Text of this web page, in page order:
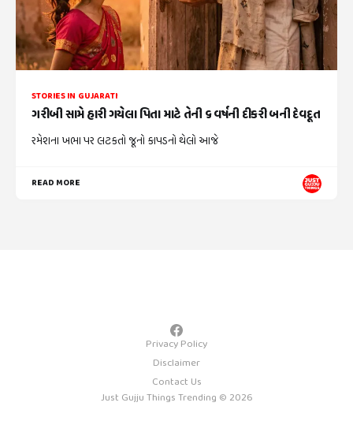
STORIES IN GUJARATI
ગરીબી સામે હારી ગયેલા પિતા માટે તેની ૬ વર્ષની દીકરી બની દેવદૂત
રમેશના ખભા પર લટકતો જૂનો કાપડનો થેલો આજે
READ MORE
Privacy Policy
Disclaimer
Contact Us
Just Gujju Things Trending © 2026